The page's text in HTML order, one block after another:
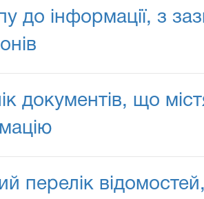
до інформації, з
документів, що
перелік